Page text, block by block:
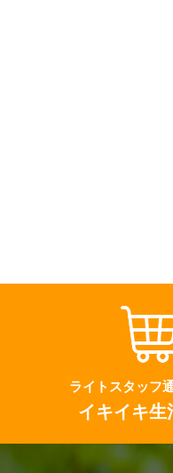
ライトスタッフ
イキイキ生